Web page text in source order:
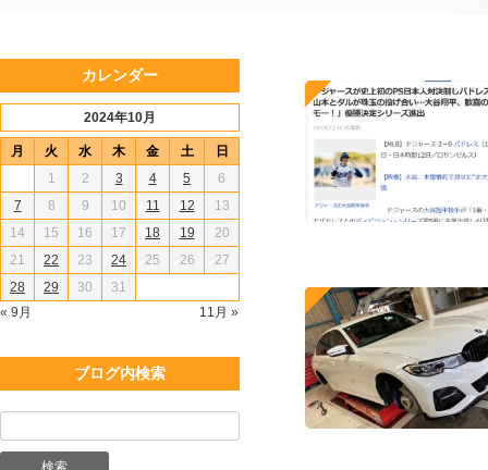
カレンダー
2024年10月
月 火 水 木 金 土 日
« 9月 11月 »
1 2 3 4 5
6
7
8 9 10 11 12
13
14
15 16 17 18 19
20
21
22 23 24 25 26
27
28
29 30 31
ブログ内検索